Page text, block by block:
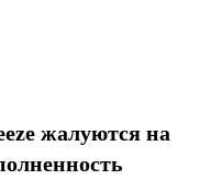
жалуются на